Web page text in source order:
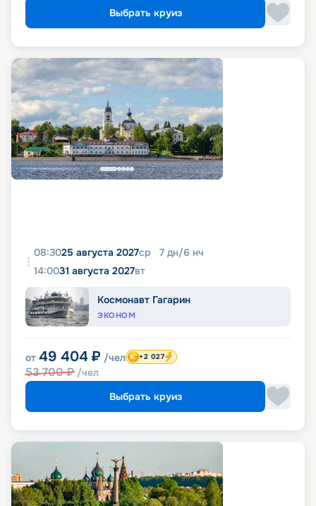
Выбрать круиз
08:3025 августа 2027ср 7 дн/6 нч
14:0031 августа 2027вт
Космонавт Гагарин
ЭКОНОМ
от 49 404 ₽ /чел
53 700₽ /чел
+2 027
Выбрать круиз